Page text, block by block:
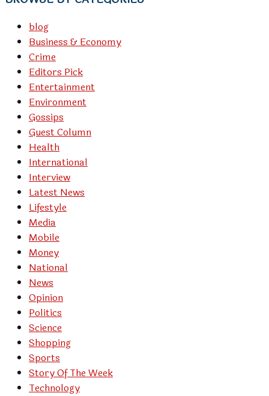
blog
Business & Economy
Crime
Editors Pick
Entertainment
Environment
Gossips
Guest Column
Health
International
Interview
Latest News
Lifestyle
Media
Mobile
Money
National
News
Opinion
Politics
Science
Shopping
Sports
Story Of The Week
Technology